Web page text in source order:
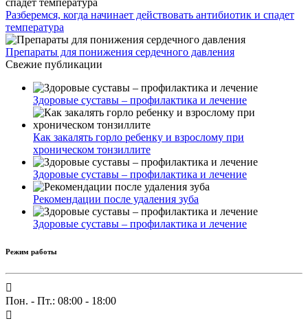
Разберемся, когда начинает действовать антибиотик и спадет
температура
Препараты для понижения сердечного давления
Свежие публикации
Здоровые суставы – профилактика и лечение
Как закалять горло ребенку и взрослому при
хроническом тонзиллите
Здоровые суставы – профилактика и лечение
Рекомендации после удаления зуба
Здоровые суставы – профилактика и лечение
Режим работы
Пон. - Пт.: 08:00 - 18:00